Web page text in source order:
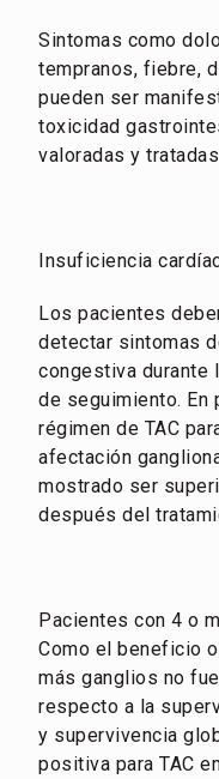
Sintomas como
tempranos, fiebre,
pueden ser
toxicidad
valoradas y
Insuficiencia
Los pacientes
detectar sintomas
congestiva durante
de seguimiento. En
régimen de TAC
afectación
mostrado ser
después del
Pacientes con 4 o
Como el beneficio
más ganglios no
respecto a la
y supervivencia
positiva para TAC